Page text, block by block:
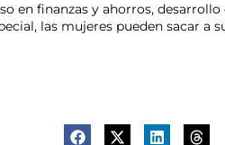
en finanzas y ahorros,
las mujeres pueden sacar a